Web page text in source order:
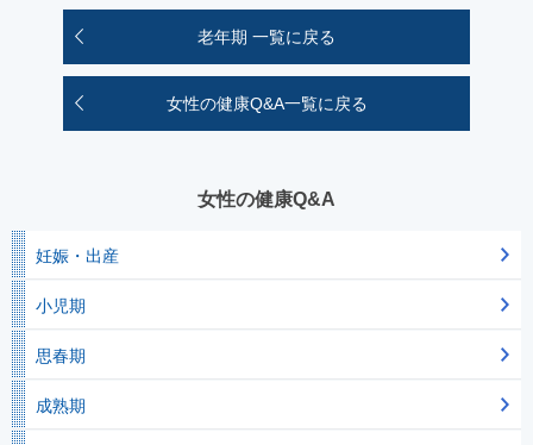
老年期 一覧に戻る
女性の健康Q&A一覧に戻る
女性の健康Q&A
妊娠・出産
小児期
思春期
成熟期